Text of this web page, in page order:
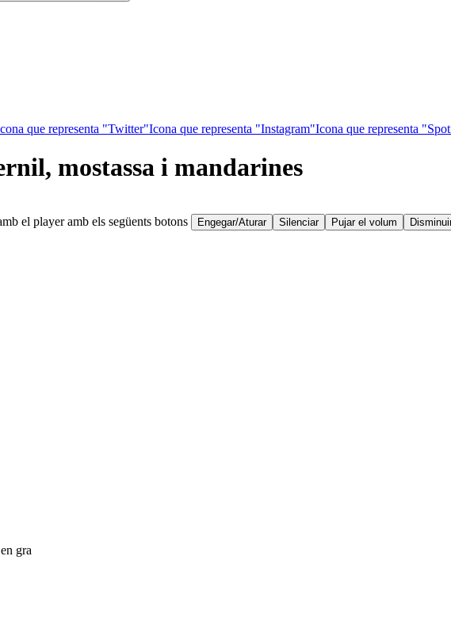
que representa "Twitter"Icona que representa "Instagram"Icona que representa
mostassa i mandarines
el player amb els següents botons
Engegar/Aturar Silenciar Pujar el volum
gra